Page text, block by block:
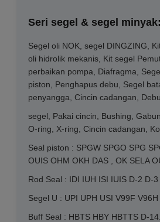
Seri segel & segel minyak:
Segel oli NOK, segel DINGZING,
oli hidrolik mekanis, Kit segel
perbaikan pompa, Diafragma,
piston, Penghapus debu, Segel
penyangga, Cincin cadangan, Debu
segel, Pakai cincin, Bushing,
O-ring, X-ring, Cincin cadangan,
Seal piston : SPGW SPGO SPG
OUIS OHM OKH DAS , OK SELA
Rod Seal : IDI IUH ISI IUIS D-2 D-3
Segel U : UPI UPH USI V99F V96H
Buff Seal : HBTS HBY HBTTS D-